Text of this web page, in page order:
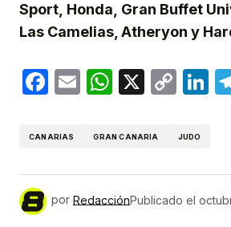
Sport, Honda, Gran Buffet
Las Camelias, Atheryon y
Facebook
Email X
CANARIAS GRAN CANARIA JUDO
por RedacciónPublicado el